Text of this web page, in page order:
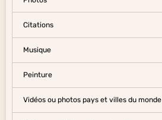
Citations
Musique
Peinture
Vidéos ou photos pays et villes du monde